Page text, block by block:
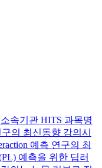
속기관 HITS 과목명
의 최신동향 강의시
예측 연구의 최
예측을 위한 딥러